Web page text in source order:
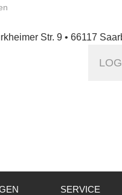
Str. 9 • 66117
SERVICE